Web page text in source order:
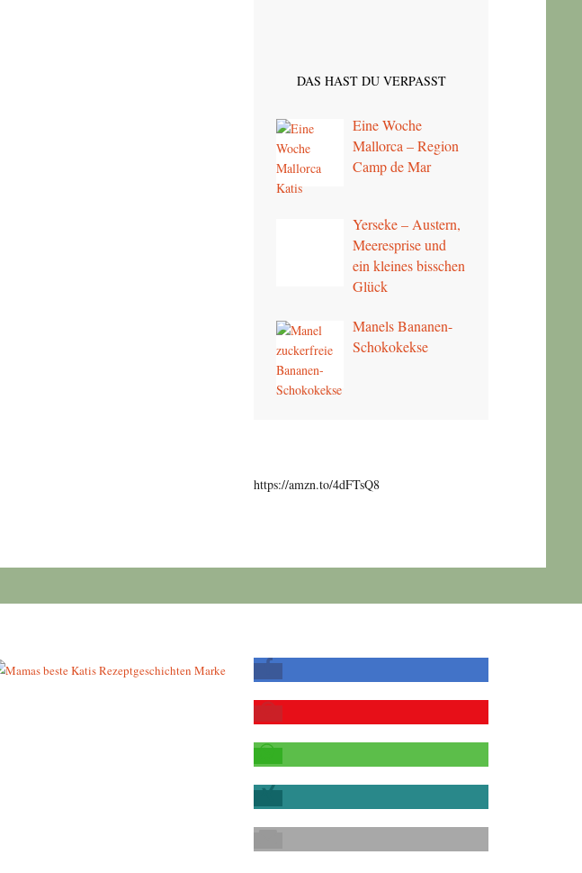
DAS HAST DU VERPASST
Eine Woche
Mallorca – Region
Camp de Mar
Yerseke – Austern,
Meeresprise und
ein kleines bisschen
Glück
Manels Bananen-
Schokokekse
https://amzn.to/4dFTsQ8